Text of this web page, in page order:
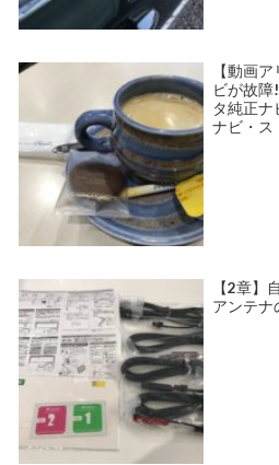
【動画
ビが故障
タ純正ナ
ナビ・ス
【2章】
アンテナ